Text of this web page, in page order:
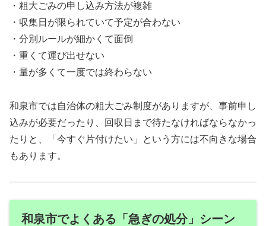
・粗大ごみの申し込み方法が複雑
・収集日が限られていて予定が合わない
・分別ルールが細かくて面倒
・重くて運び出せない
・量が多くて一度では終わらない
和泉市では自治体の粗大ごみ制度がありますが、事前申し
込みが必要だったり、回収日まで待たなければならなかっ
たりと、「今すぐ片付けたい」という方には不向きな場合
もあります。
和泉市でよくある「急ぎの処分」シーン